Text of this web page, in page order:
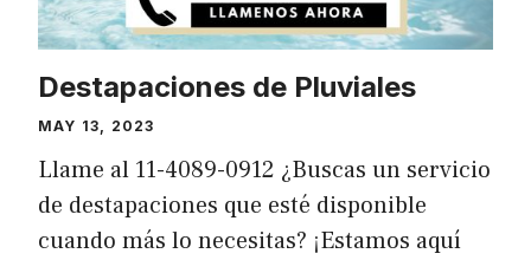
Destapaciones de Pluviales
MAY 13, 2023
Llame al 11-4089-0912 ¿Buscas un servicio
de destapaciones que esté disponible
cuando más lo necesitas? ¡Estamos aquí